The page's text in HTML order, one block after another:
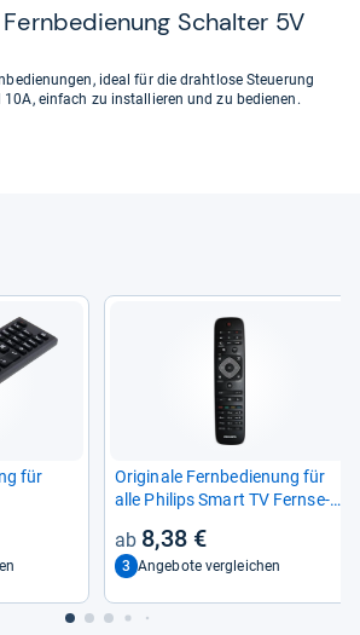
sich
Fern­be­die­nung Schal­ter 5V
ideal für die drahtlose Steuerung
einfach zu installieren und zu bedienen.
für
Ori­gi­nale Fern­be­die­nung für
alle Phi­lips Smart TV Fern­se­
8,38 €
3 Angebote vergleichen